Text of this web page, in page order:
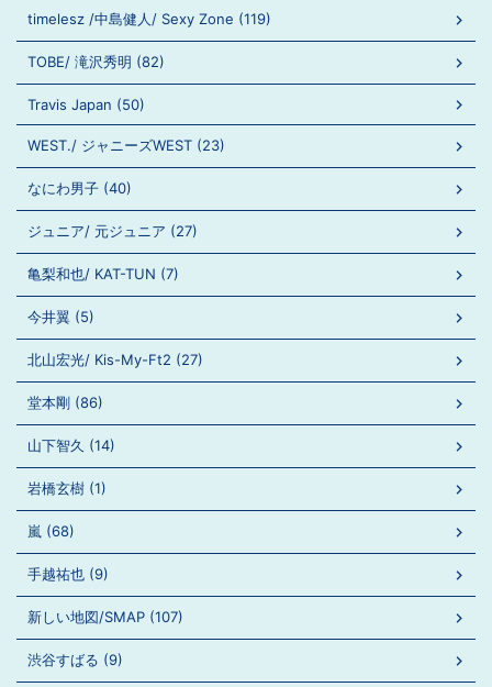
timelesz /中島健人/ Sexy Zone (119)
TOBE/ 滝沢秀明 (82)
Travis Japan (50)
WEST./ ジャニーズWEST (23)
なにわ男子 (40)
ジュニア/ 元ジュニア (27)
亀梨和也/ KAT-TUN (7)
今井翼 (5)
北山宏光/ Kis-My-Ft2 (27)
堂本剛 (86)
山下智久 (14)
岩橋玄樹 (1)
嵐 (68)
手越祐也 (9)
新しい地図/SMAP (107)
渋谷すばる (9)